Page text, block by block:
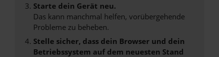
Starte dein Gerät neu.
Das kann manchmal helfen, vorübergehende
Probleme zu beheben.
Stelle sicher, dass dein Browser und dein
Betriebssystem auf dem neuesten Stand